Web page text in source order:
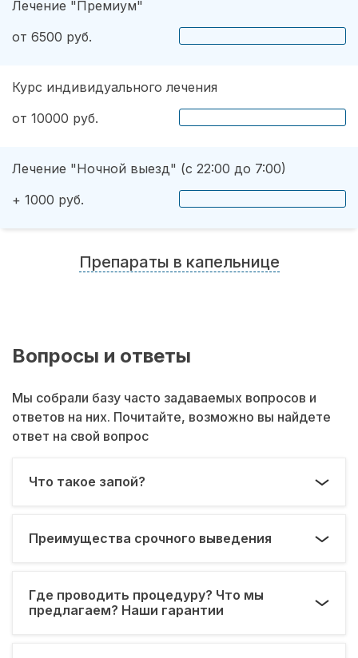
Лечение "Премиум"
от 6500 руб.
Курс индивидуального лечения
от 10000 руб.
Лечение "Ночной выезд" (с 22:00 до 7:00)
+ 1000 руб.
Препараты в капельнице
Вопросы и ответы
Мы собрали базу часто задаваемых вопросов и
ответов на них. Почитайте, возможно вы найдете
ответ на свой вопрос
Что такое запой?
Преимущества срочного выведения
Где проводить процедуру? Что мы
предлагаем? Наши гарантии